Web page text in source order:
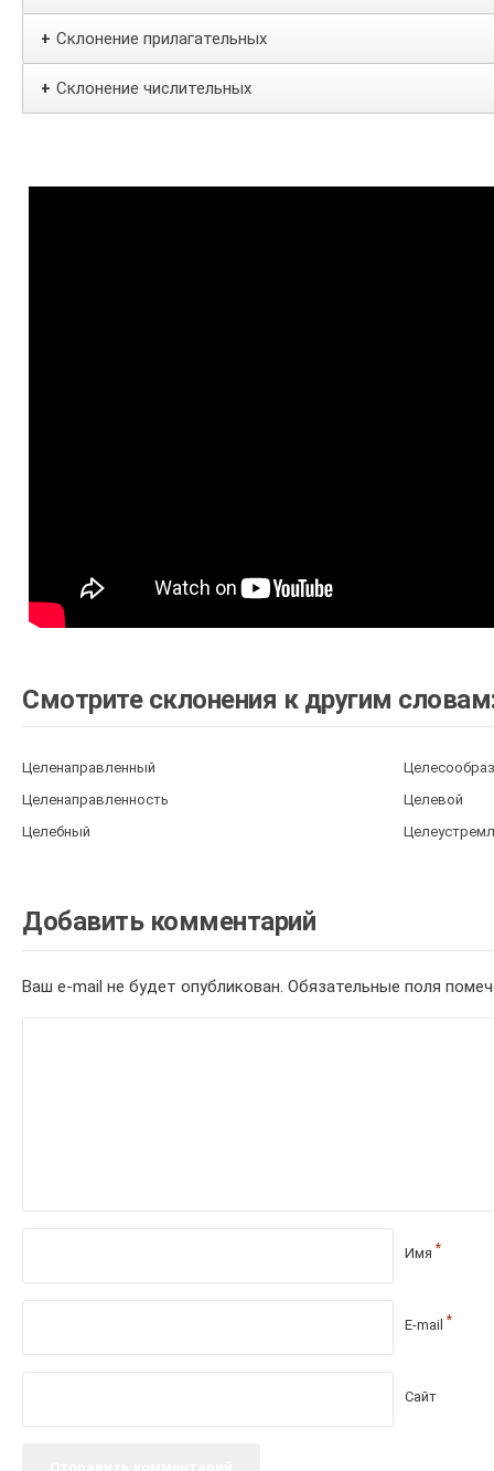
+ Склонение прилагательных
+ Склонение числительных
Смотрите склонения к другим
Целенаправленный
Целенаправленность
Целевой
Целебный
Добавить комментарий
Ваш e-mail не будет опубликован. Обязательные поля
Имя *
E-mail *
Сайт